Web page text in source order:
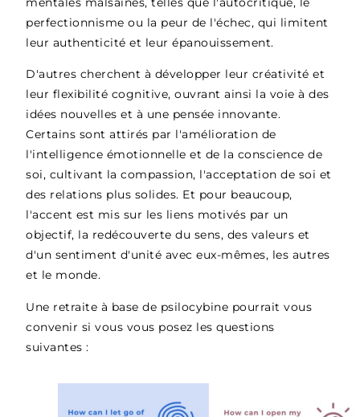
perfectionnisme ou la peur de l'échec, qui limitent
leur authenticité et leur épanouissement.
D'autres cherchent à développer leur créativité et
leur flexibilité cognitive, ouvrant ainsi la voie à des
idées nouvelles et à une pensée innovante.
Certains sont attirés par l'amélioration de
l'intelligence émotionnelle et de la conscience de
soi, cultivant la compassion, l'acceptation de soi et
des relations plus solides. Et pour beaucoup,
l'accent est mis sur les liens motivés par un
objectif, la redécouverte du sens, des valeurs et
d'un sentiment d'unité avec eux-mêmes, les autres
et le monde.
Une retraite à base de psilocybine pourrait vous
convenir si vous vous posez les questions
suivantes :